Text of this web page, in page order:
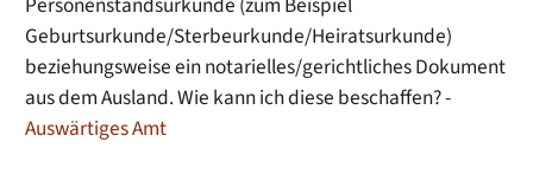
Geburtsurkunde/Sterbeurkunde/Heiratsurkunde)
beziehungsweise ein notarielles/gerichtliches Dokument
aus dem Ausland. Wie kann ich diese beschaffen? -
Auswärtiges Amt